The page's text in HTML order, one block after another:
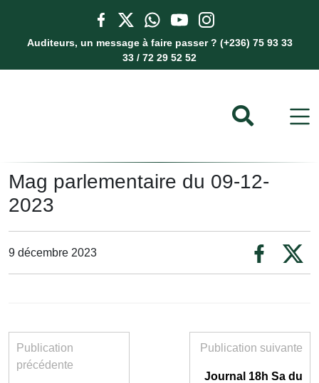
Auditeurs, un message à faire passer ? (+236) 75 93 33
33 / 72 29 52 52
Mag parlementaire du 09-12-
2023
9 décembre 2023
Publication
précédente
Publication suivante
Journal 18h Sa du